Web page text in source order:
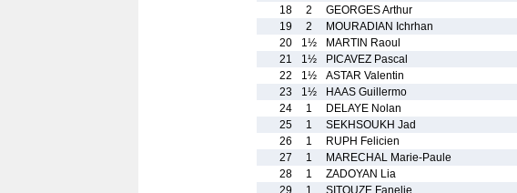
18
2 GEORGES Arthur
19
2 MOURADIAN Ichrhan
20
1½ MARTIN Raoul
21
1½ PICAVEZ Pascal
22
1½ ASTAR Valentin
23
1½ HAAS Guillermo
24
1 DELAYE Nolan
25
1 SEKHSOUKH Jad
26
1 RUPH Felicien
27
1 MARECHAL Marie-Paule
28
1 ZADOYAN Lia
29
1 SITOUZE Fanelie